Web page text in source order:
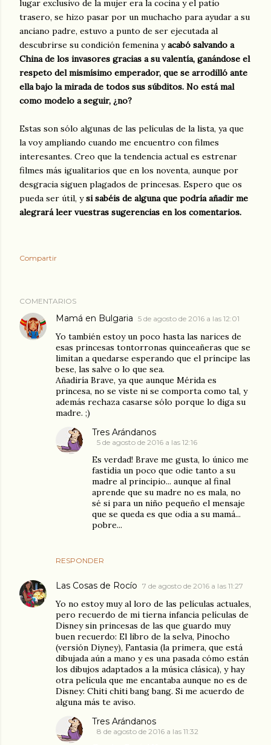
lugar exclusivo de la mujer era la cocina y el patio
trasero, se hizo pasar por un muchacho para ayudar a su
anciano padre, estuvo a punto de ser ejecutada al
descubrirse su condición femenina yacabó salvando a
China de los invasores gracias a su valentía, ganándose el
respeto del mismísimo emperador, que se arrodilló ante
ella bajo la mirada de todos sus súbditos. No está mal
como modelo a seguir, ¿no?
Estas son sólo algunas de las películas de la lista, ya que
la voy ampliando cuando me encuentro con filmes
interesantes. Creo que la tendencia actual es estrenar
filmes más igualitarios que en los noventa, aunque por
desgracia siguen plagados de princesas. Espero que os
pueda ser útil, ysi sabéis de alguna que podría añadir me
alegrará leer vuestras sugerencias en los comentarios.
Compartir
COMENTARIOS
Mamá en Bulgaria 5 de agosto de 2016 a las 12:01
Yo también estoy un poco hasta las narices de
esas princesas tontorronas quinceañeras que se
limitan a quedarse esperando que el príncipe las
bese, las salve o lo que sea.
Añadiría Brave, ya que aunque Mérida es
princesa, no se viste ni se comporta como tal, y
además rechaza casarse sólo porque lo diga su
madre. ;)
RESPONDER
Tres Arándanos
5 de agosto de 2016 a las 12:16
Es verdad! Brave me gusta, lo único me
fastidia un poco que odie tanto a su
madre al principio... aunque al final
aprende que su madre no es mala, no
sé si para un niño pequeño el mensaje
que se queda es que odia a su mamá...
pobre...
Las Cosas de Rocío 7 de agosto de 2016 a las 11:27
Yo no estoy muy al loro de las películas actuales,
pero recuerdo de mi tierna infancia películas de
Disney sin princesas de las que guardo muy
buen recuerdo: El libro de la selva, Pinocho
(versión Diyney), Fantasia (la primera, que está
dibujada aún a mano y es una pasada cómo están
los dibujos adaptados a la música clásica), y hay
otra película que me encantaba aunque no es de
Disney: Chiti chiti bang bang. Si me acuerdo de
alguna más te aviso.
Tres Arándanos
8 de agosto de 2016 a las 11:32